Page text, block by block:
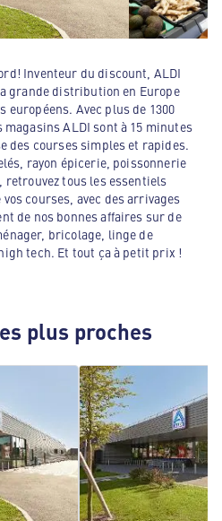
Inventeur du discount, ALDI
grande distribution en Europe
européens. Avec plus de 1300
ALDI sont à 15 minutes
des courses simples et rapides.
rayon épicerie, poissonnerie
tous les essentiels
courses, avec des arrivages
de nos bonnes affaires sur de
bricolage, linge de
tech. Et tout ça à petit prix !
plus proches